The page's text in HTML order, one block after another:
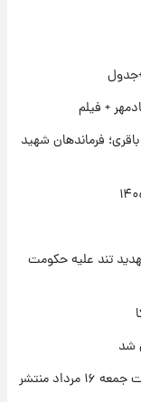
ایران‌خودرو و سایپا
۱۴۰۵
+ فیلم
فرماندهان شهید
تند علیه حکومت
شد
قیمت خودروهای سایپا تغییر کرد؛ لیست قیمت جمعه ۱۶ مرداد منتشر